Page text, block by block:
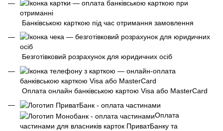
Банківською карткою під час отримання замовлення
Безготівковий розрахунок для юридичних осіб
Оплата онлайн банківською картою Visa або MasterCard
Оплата
частинами для власників карток ПриватБанку та